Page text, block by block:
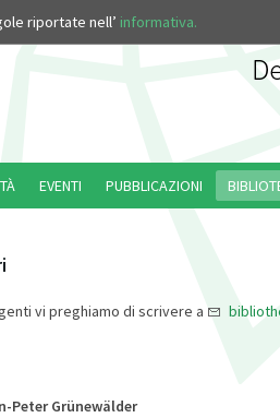
riportate nell’ informativa.
vi preghiamo di scrivere a
Peter Grünewälder
EVENTI PUBBLICAZIONI